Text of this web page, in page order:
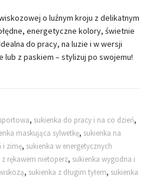
o luźnym kroju z delikatnym
energetyczne kolory, świetnie
do pracy, na luzie i w wersji
lub z paskiem – stylizuj po swojemu!
, sukienka do pracy i na co dzień,
maskująca sylwetkę, sukienka na
i zimę, sukienka w energetycznych
rękawem nietoperz, sukienka wygodna i
, sukienka z długim tyłem, sukienka